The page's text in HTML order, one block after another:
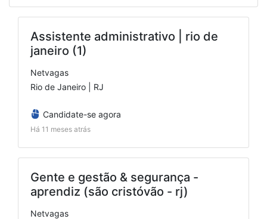
Assistente administrativo | rio de
janeiro (1)
Netvagas
Rio de Janeiro | RJ
Candidate-se agora
Há 11 meses atrás
Gente e gestão & segurança -
aprendiz (são cristóvão - rj)
Netvagas